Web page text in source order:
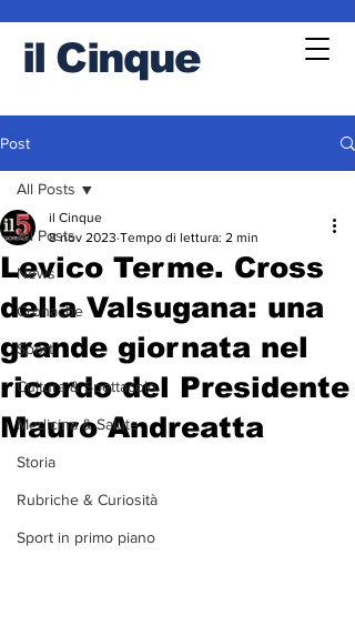
il Cinque
Post
All Posts
News
Cronache
Sport
Cultura & Spettacolo
Medicina & Salute
Storia
Rubriche & Curiosità
Sport in primo piano
All Posts
Levico Terme. Cross
della Valsugana: una
grande giornata nel
ricordo del Presidente
Mauro Andreatta
il Cinque
8 nov 2023 Tempo di lettura: 2 min